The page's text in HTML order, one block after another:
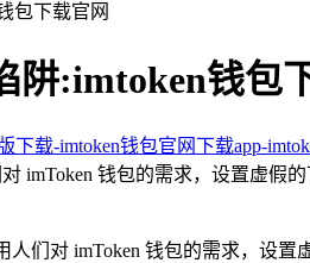
包下载官网
阱:imtoken钱包
下载-imtoken钱包官网下载app-
imToken 钱包的需求，设置虚
人们对 imToken 钱包的需求，设